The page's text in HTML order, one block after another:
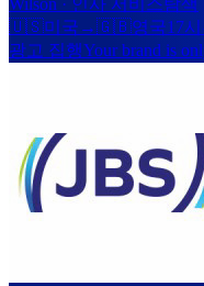
🇺🇸미국 →🇬🇧영국17
광고 집행Your brand is